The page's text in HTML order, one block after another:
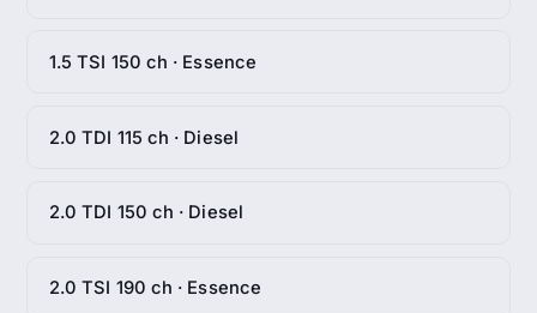
1.5 TSI 150 ch · Essence
2.0 TDI 115 ch · Diesel
2.0 TDI 150 ch · Diesel
2.0 TSI 190 ch · Essence